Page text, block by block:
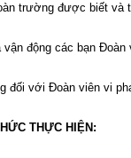
trường được biết và
động các bạn Đoàn
đối với Đoàn viên vi
THỰC HIỆN: